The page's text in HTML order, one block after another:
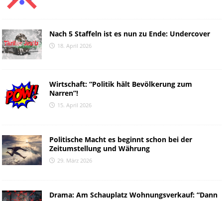
Nach 5 Staffeln ist es nun zu Ende: Undercover
18. April 2026
Wirtschaft: “Politik hält Bevölkerung zum
Narren”!
15. April 2026
Politische Macht es beginnt schon bei der
Zeitumstellung und Währung
29. März 2026
Drama: Am Schauplatz Wohnungsverkauf: “Dann